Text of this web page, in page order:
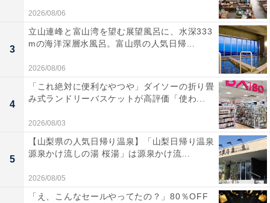
楽天トラベルの「5と0のつく日」キャンペーンと
は？
楽天トラベルでは、毎月5日・10日・15日・20日・25
日・30日に特別キャンペーンを実施。対象日にエントリ
ー＆予約をすると、宿泊料金が特別価格になるほか、ポ
イント還元率もアップします。
2026/08/06
3
立山連峰と富山湾を望む展望風呂に、水深333
mの海洋深層水風呂。富山県の人気日帰...
2026/08/06
4
「これ絶対に便利なやつや」ダイソーの折り畳
み式ランドリーバスケットが高評価「使わ...
2026/08/03
5
【山梨県の人気日帰り温泉】「山梨日帰り温泉
源泉かけ流しの湯 桜湯」は源泉かけ流...
2026/08/05
「え、こんなセールやってたの？」80％OFF